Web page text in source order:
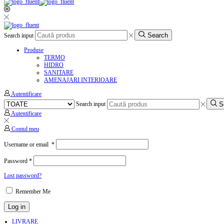
Search input Search
Produse
TERMO
HIDRO
SANITARE
AMENAJARI INTERIOARE
Autentificare
Search input
Autentificare
Contul meu
Username or email *
Password *
Lost password?
Remember Me
Log in
LIVRARE